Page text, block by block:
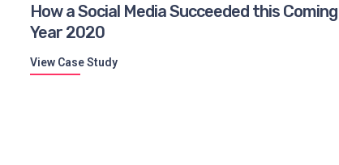
How a Social Media Succeeded this Coming
Year 2020
View Case Study